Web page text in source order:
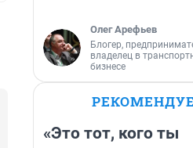
Олег Арефьев
Блогер,
владелец в
бизнесе
«Это тот, кого ты